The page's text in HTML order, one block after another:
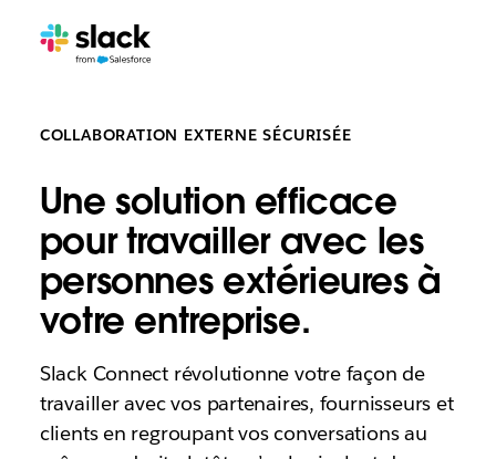
COLLABORATION EXTERNE SÉCURISÉE
Une solution efficace
pour travailler avec les
personnes extérieures à
votre entreprise.
Slack Connect révolutionne votre façon de
travailler avec vos partenaires, fournisseurs et
clients en regroupant vos conversations au